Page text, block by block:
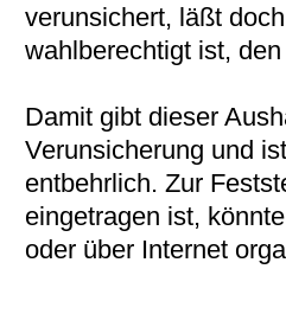
verunsichert, läßt
wahlberechtigt ist,
Damit gibt dieser
Verunsicherung und
entbehrlich. Zur
eingetragen ist,
oder über Internet